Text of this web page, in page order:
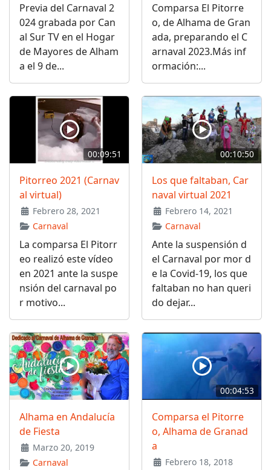
Previa del Carnaval 2
024 grabada por Can
al Sur TV en el Hogar
de Mayores de Alham
a el 9 de...
Comparsa El Pitorre
o, de Alhama de Gran
ada, preparando el C
arnaval 2023.Más inf
ormación:...
00:09:51
Pitorreo 2021 (Carnav
al virtual)
Febrero 28, 2021
Carnaval
La comparsa El Pitorr
eo realizó este vídeo
en 2021 ante la suspe
nsión del carnaval po
r motivo...
00:10:50
Los que faltaban, Car
naval virtual 2021
Febrero 14, 2021
Carnaval
Ante la suspensión d
el Carnaval por mor d
e la Covid-19, los que
faltaban no han queri
do dejar...
Alhama en Andalucía
de Fiesta
Marzo 20, 2019
Carnaval
00:04:53
Comparsa el Pitorre
o, Alhama de Granad
a
Febrero 18, 2018